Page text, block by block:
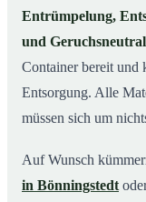
Entrümpelung,
und
Container bereit und
Entsorgung. Alle
müssen sich um
Auf Wunsch
in Bönningstedt